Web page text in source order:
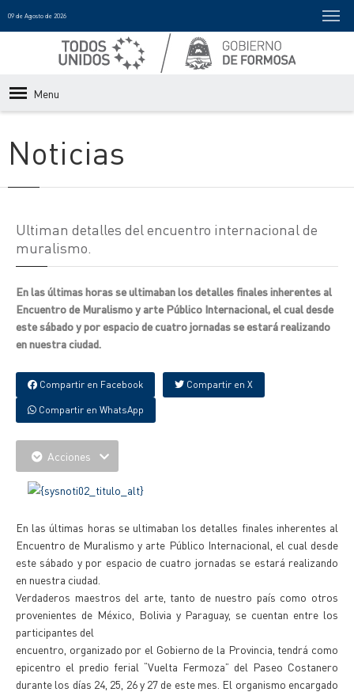
09 de Agosto de 2026
Menu
Noticias
Ultiman detalles del encuentro internacional de
muralismo.
En las últimas horas se ultimaban los detalles finales inherentes al
Encuentro de Muralismo y arte Público Internacional, el cual desde
este sábado y por espacio de cuatro jornadas se estará realizando
en nuestra ciudad.
Compartir en Facebook Compartir en X
Compartir en WhatsApp
Acciones
En las últimas horas se ultimaban los detalles finales inherentes al
Encuentro de Muralismo y arte Público Internacional, el cual desde
este sábado y por espacio de cuatro jornadas se estará realizando
en nuestra ciudad.
Verdaderos maestros del arte, tanto de nuestro país como otros
provenientes de México, Bolivia y Paraguay, se cuentan entre los
participantes del
encuentro, organizado por el Gobierno de la Provincia, tendrá como
epicentro el predio ferial “Vuelta Fermoza” del Paseo Costanero
durante los días 24, 25, 26 y 27 de este mes. El organismo encargado